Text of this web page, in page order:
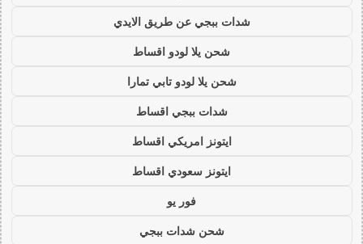
شدات ببجي عن طريق الايدي
شحن يلا لودو اقساط
شحن يلا لودو تابي تمارا
شدات ببجي اقساط
ايتونز امريكي اقساط
ايتونز سعودي اقساط
فور يو
شحن شدات ببجي